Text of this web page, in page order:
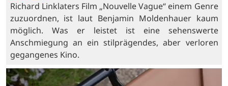
Richard Linklaters Film „Nouvelle Vague“ einem Genre
zuzuordnen, ist laut Benjamin Moldenhauer kaum
möglich. Was er leistet ist eine sehenswerte
Anschmiegung an ein stilprägendes, aber verloren
gegangenes Kino.